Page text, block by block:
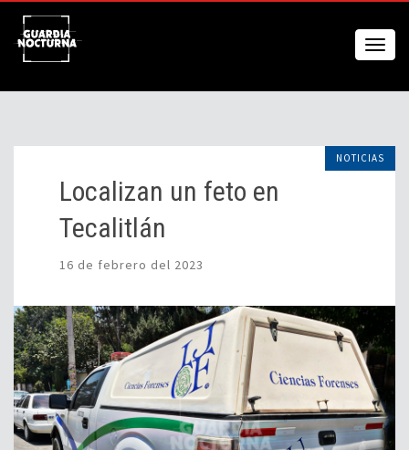
NOTICIAS
Localizan un feto en
Tecalitlán
16 de febrero del 2023